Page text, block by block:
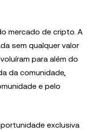
mercado de cripto. A
sem qualquer valor
para além do
da comunidade,
e pelo
exclusiva